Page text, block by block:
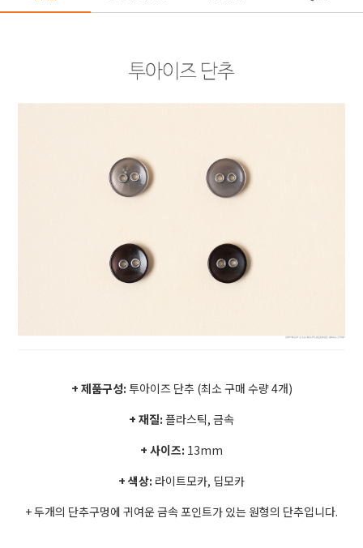
+ 제품구성: 투아이즈 단추 (최소 구매 수량 4개)
+ 재질: 플라스틱, 금속
+ 사이즈: 13mm
+ 색상: 라이트모카, 딥모카
+두개의 단추구멍에 귀여운 금속 포인트가 있는 원형의 단추입니다.